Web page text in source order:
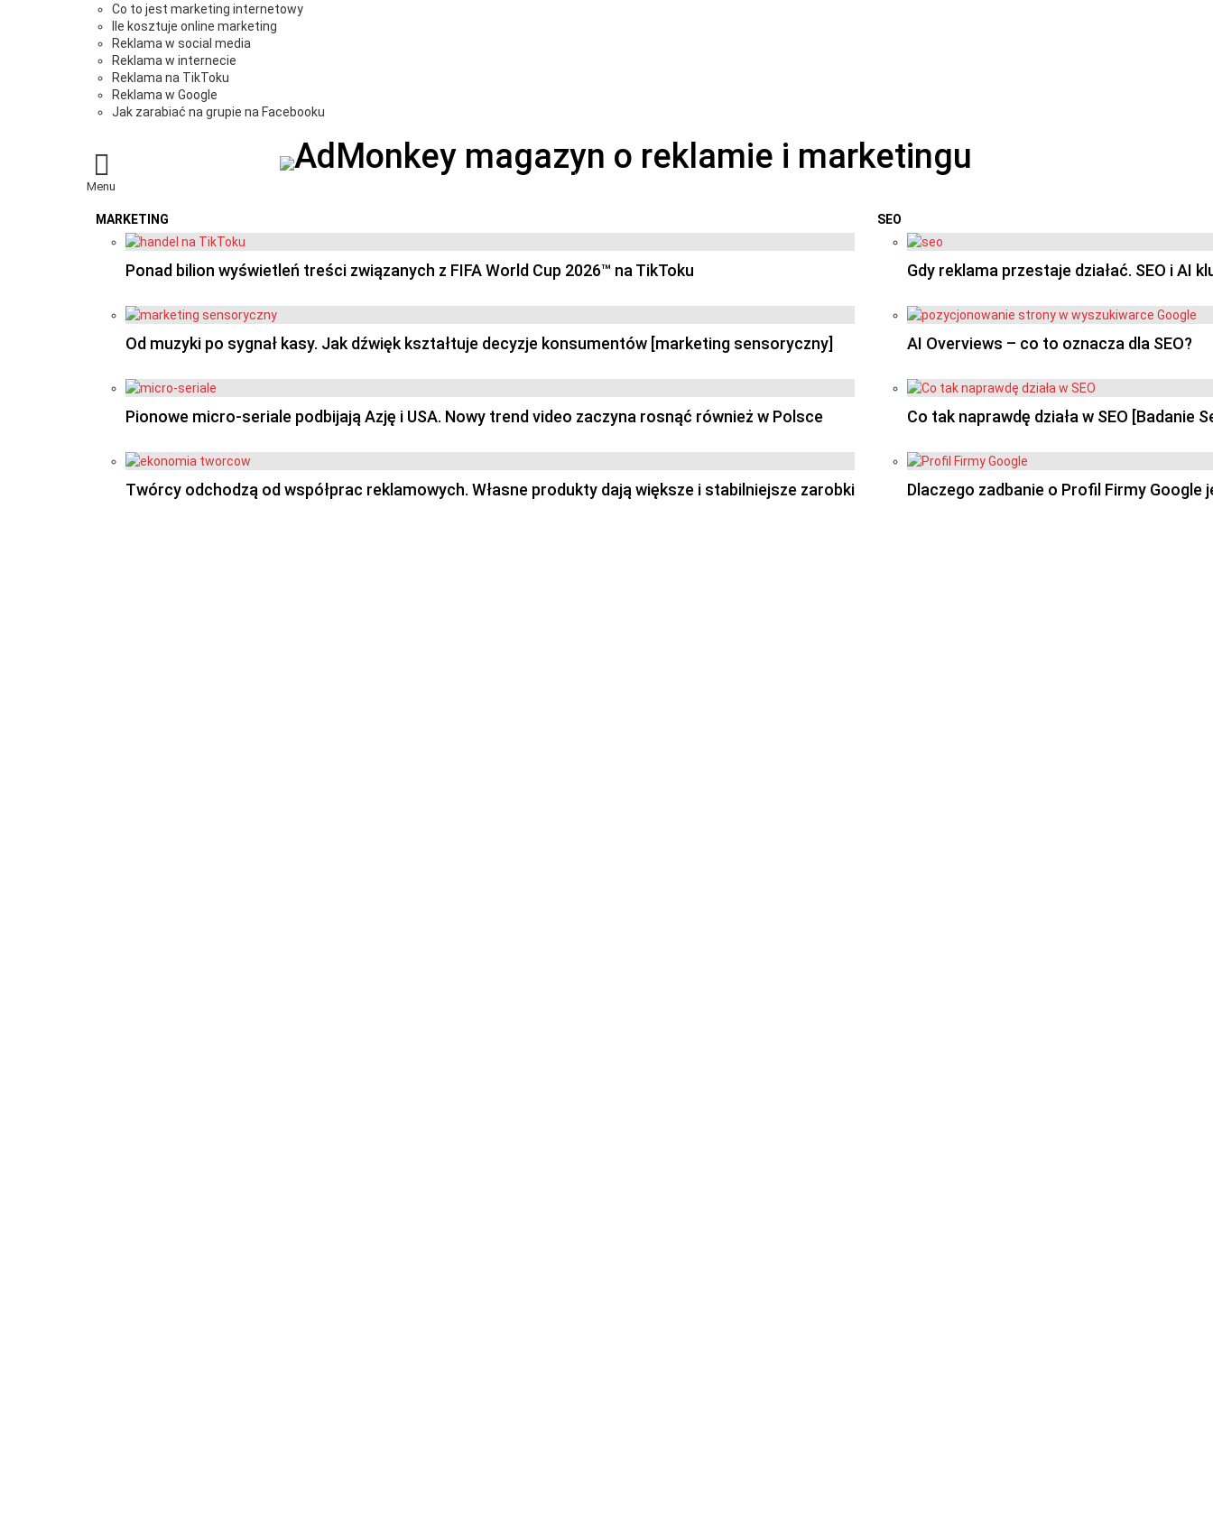
Co to jest marketing internetowy
Ile kosztuje online marketing
Reklama w social media
Reklama w internecie
Reklama na TikToku
Reklama w Google
Jak zarabiać na grupie na Facebooku
Menu magazyn o marketingu, reklamie i kreatywności
MARKETING
OSTATNIE
Ponad bilion wyświetleń treści związanych z FIFA World Cup 2026™ na TikToku
Od muzyki po sygnał kasy. Jak dźwięk kształtuje decyzje konsumentów [marketing sensoryczny]
Pionowe micro-seriale podbijają Azję i USA. Nowy trend video zaczyna rosnąć również w Polsce
Twórcy odchodzą od współprac reklamowych. Własne produkty dają większe i stabilniejsze zarobki
SEO
OSTATNIE
Gdy reklama przestaje działać. SEO i
AI Overviews – co to oznacza dla SEO?
Co tak naprawdę działa w SEO [Badanie
Dlaczego zadbanie o Profil Firmy Google